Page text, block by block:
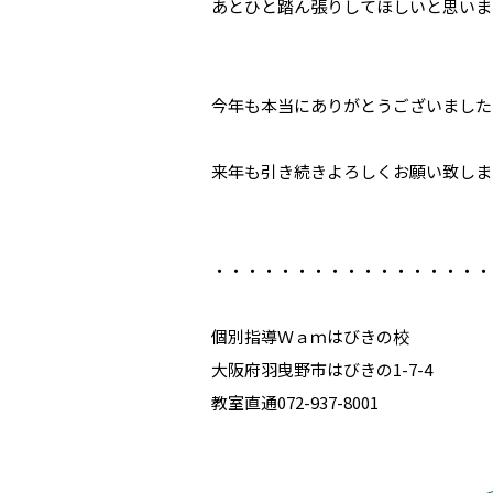
あとひと踏ん張りしてほしいと思いま
今年も本当にありがとうございました
来年も引き続きよろしくお願い致しま
・・・・・・・・・・・・・・・・
個別指導Ｗａｍはびきの校
大阪府羽曳野市はびきの1-7-4
教室直通072-937-8001